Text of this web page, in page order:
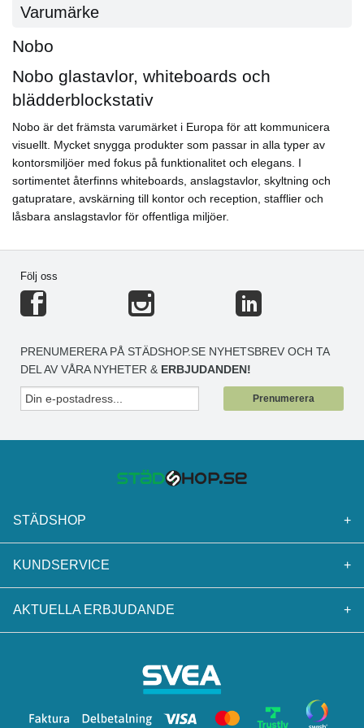
Varumärke
Nobo
Nobo glastavlor, whiteboards och
blädderblockstativ
Nobo är det främsta varumärket i Europa för att kommunicera
visuellt. Mycket snygga produkter som passar in alla typer av
kontorsmiljöer med fokus på funktionalitet och elegans. I
sortimentet återfinns whiteboards, anslagstavlor, skyltning och
gatupratare, avskärning till kontor och reception, stafflier och
låsbara anslagstavlor för offentliga miljöer.
Följ oss
PRENUMERERA PÅ STÄDSHOP.SE NYHETSBREV OCH TA
DEL AV VÅRA NYHETER & ERBJUDANDEN!
Prenumerera
STÄDSHOP +
KUNDSERVICE +
AKTUELLA ERBJUDANDE +